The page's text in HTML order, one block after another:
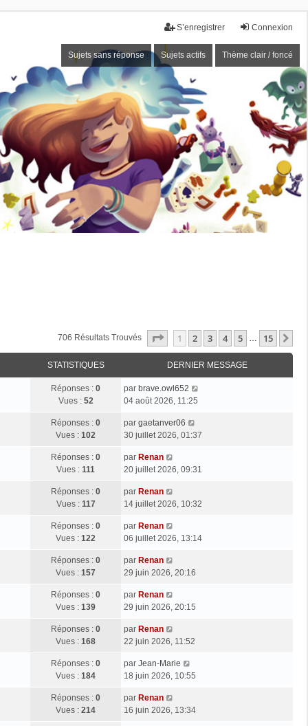
Connexion
S’enregistrer
Sujets sans réponse Sujets actifs Thème clair / foncé
706 Résultats Trouvés Page Sur15
1 2 3 4 5 … 15
STATISTIQUES DERNIER MESSAGE
Réponses : 0
Vues : 52
par brave.owl652
04 août 2026, 11:25
Réponses : 0
Vues : 102
par gaetanver06
30 juillet 2026, 01:37
Réponses : 0
Vues : 111
par Renan
20 juillet 2026, 09:31
Réponses : 0
Vues : 117
par Renan
14 juillet 2026, 10:32
Réponses : 0
Vues : 122
par Renan
06 juillet 2026, 13:14
Réponses : 0
Vues : 157
par Renan
29 juin 2026, 20:16
Réponses : 0
Vues : 139
par Renan
29 juin 2026, 20:15
Réponses : 0
Vues : 168
par Renan
22 juin 2026, 11:52
Réponses : 0
Vues : 184
par Jean-Marie
18 juin 2026, 10:55
Réponses : 0
Vues : 214
par Renan
16 juin 2026, 13:34